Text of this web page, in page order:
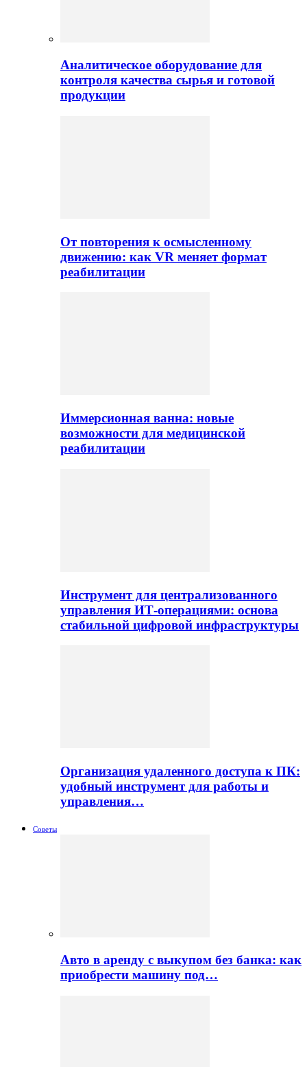
Аналитическое оборудование для
контроля качества сырья и готовой
продукции
От повторения к осмысленному
движению: как VR меняет формат
реабилитации
Иммерсионная ванна: новые
возможности для медицинской
реабилитации
Инструмент для централизованного
управления ИТ-операциями: основа
стабильной цифровой инфраструктуры
Организация удаленного доступа к ПК:
удобный инструмент для работы и
управления…
Советы
Авто в аренду с выкупом без банка: как
приобрести машину под…